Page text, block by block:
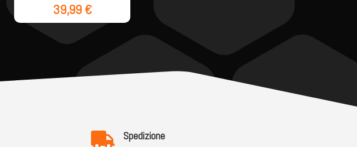
39,99 €
 Spedizione